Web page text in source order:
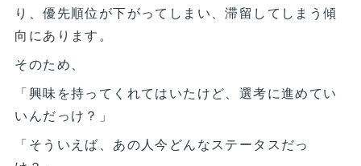
り、優先順位が下がってしまい、滞留してしまう傾
向にあります。
そのため、
「興味を持ってくれてはいたけど、選考に進めてい
いんだっけ？」
「そういえば、あの人今どんなステータスだっ